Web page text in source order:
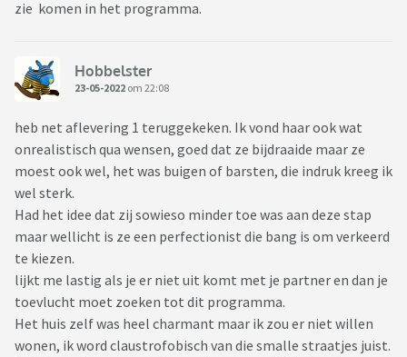
zie komen in het programma.
Hobbelster
23-05-2022 om 22:08
heb net aflevering 1 teruggekeken. Ik vond haar ook wat
onrealistisch qua wensen, goed dat ze bijdraaide maar ze
moest ook wel, het was buigen of barsten, die indruk kreeg ik
wel sterk.
Had het idee dat zij sowieso minder toe was aan deze stap
maar wellicht is ze een perfectionist die bang is om verkeerd
te kiezen.
lijkt me lastig als je er niet uit komt met je partner en dan je
toevlucht moet zoeken tot dit programma.
Het huis zelf was heel charmant maar ik zou er niet willen
wonen, ik word claustrofobisch van die smalle straatjes juist.